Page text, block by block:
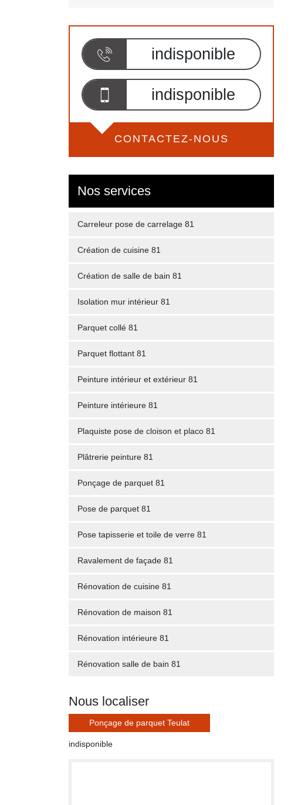
indisponible
indisponible
CONTACTEZ-NOUS
Nos services
Carreleur pose de carrelage 81
Création de cuisine 81
Création de salle de bain 81
Isolation mur intérieur 81
Parquet collé 81
Parquet flottant 81
Peinture intérieur et extérieur 81
Peinture intérieure 81
Plaquiste pose de cloison et placo 81
Plâtrerie peinture 81
Ponçage de parquet 81
Pose de parquet 81
Pose tapisserie et toile de verre 81
Ravalement de façade 81
Rénovation de cuisine 81
Rénovation de maison 81
Rénovation intérieure 81
Rénovation salle de bain 81
Nous localiser
Ponçage de parquet Teulat
indisponible